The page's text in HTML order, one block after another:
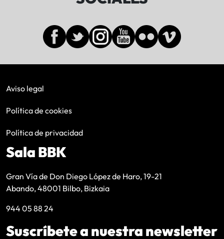
Aviso legal
Política de cookies
Política de privacidad
Sala BBK
Gran Vía de Don Diego López de Haro, 19-21
Abando, 48001 Bilbo, Bizkaia
944 05 88 24
Suscríbete a nuestra newsletter